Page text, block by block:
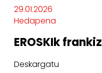
29.01.2026
Hedapena
EROSKIk
Deskargatu